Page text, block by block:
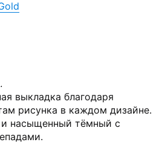
выкладка благодаря
рисунка в каждом дизайне.
насыщенный тёмный с